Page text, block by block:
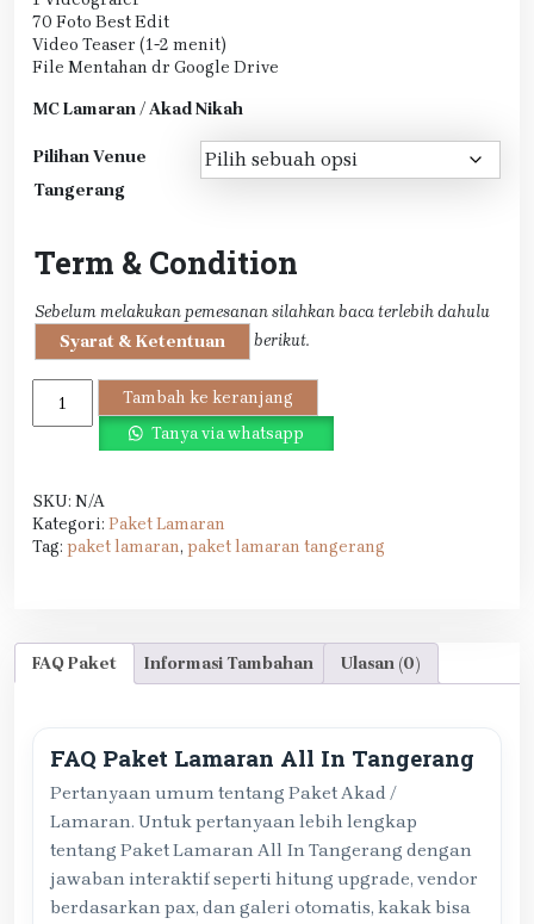
70 Foto Best Edit
Video Teaser (1-2 menit)
File Mentahan dr Google Drive
MC Lamaran / Akad Nikah
Pilihan Venue
Tangerang
Term & Condition
Sebelum melakukan pemesanan silahkan baca terlebih dahulu
Syarat & Ketentuan
berikut.
Paket
Tangerang
Tambah ke keranjang
Tanya via whatsapp
SKU: N/A
Kategori: Paket Lamaran
Tag: paket lamaran, paket lamaran tangerang
FAQ Paket Informasi Tambahan Ulasan (0)
FAQ Paket Lamaran All In Tangerang
Pertanyaan umum tentang Paket Akad /
Lamaran. Untuk pertanyaan lebih lengkap
tentang Paket Lamaran All In Tangerang dengan
jawaban interaktif seperti hitung upgrade, vendor
berdasarkan pax, dan galeri otomatis, kakak bisa